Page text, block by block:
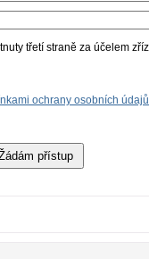
třetí straně za účelem
ochrany osobních údajů